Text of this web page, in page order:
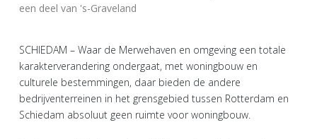
een deel van 's-Graveland
SCHIEDAM – Waar de Merwehaven en omgeving een totale
karakterverandering ondergaat, met woningbouw en
culturele bestemmingen, daar bieden de andere
bedrijventerreinen in het grensgebied tussen Rotterdam en
Schiedam absoluut geen ruimte voor woningbouw.